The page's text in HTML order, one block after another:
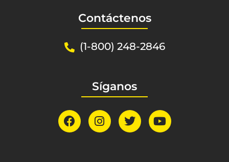
Contáctenos
(1-800) 248-2846
Síganos